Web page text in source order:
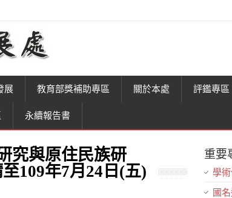
展 教育部獎補助專區 關於本處 評鑑專區
永續報告書
究與原住民族研
109年7月24日(五)
重要
學
國